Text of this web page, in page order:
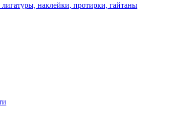
наклейки, протирки, гайтаны